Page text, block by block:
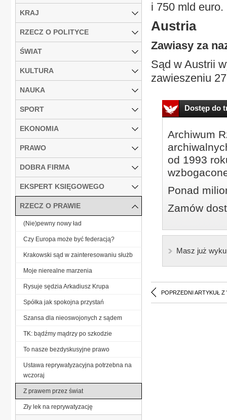
i 750 mld euro.
Austria
Zawiasy za
Sąd w Austrii
zawieszeniu
Dostęp do
Archiwum
od 1993
Ponad
Zamów
Masz już
POPRZEDNI ARTYKUŁ Z
KRAJ
RZECZ O POLITYCE
ŚWIAT
KULTURA
NAUKA
SPORT
EKONOMIA
PRAWO
DOBRA FIRMA
EKSPERT KSIĘGOWEGO
RZECZ O PRAWIE
(Nie)pewny nowy ład
Czy Europa może być federacją?
Krakowski sąd w zainteresowaniu służb
Moje nierealne marzenia
Rysuje sędzia Arkadiusz Krupa
Spółka jak spokojna przystań
Szansa dla nieoswojonych z sądem
TK: bądźmy mądrzy po szkodzie
To nasze bezdyskusyjne prawo
Ustawa reprywatyzacyjna potrzebna na
wczoraj
Z prawem przez świat
Zły lek na reprywatyzację